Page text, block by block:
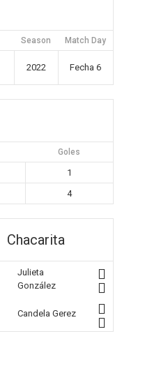
Season Match Day
2022 Fecha 6
Goles
1
4
Chacarita
Julieta
González
Candela Gerez